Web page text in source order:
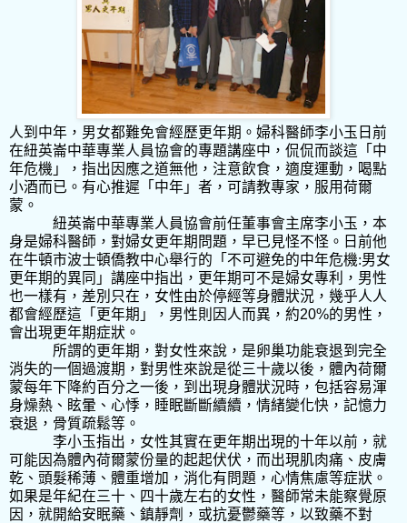
人到中年，男女都難免會經歷更年期。婦科醫師李小玉日前
在紐英崙中華專業人員協會的專題講座中，侃侃而談這「中
年危機」，指出因應之道無他，注意飲食，適度運動，喝點
小酒而已。有心推遲「中年」者，可請教專家，服用荷爾
蒙。
紐英崙中華專業人員協會前任董事會主席李小玉，本
身是婦科醫師，對婦女更年期問題，早已見怪不怪。日前他
在牛頓市波士頓僑教中心舉行的 「不可避免的中年危機:男女
更年期的異同」 講座中指出，更年期可不是婦女專利，男性
也一樣有，差別只在，女性由於停經等身體狀況，幾乎人人
都會經歷這「更年期」，男性則因人而異，約20%的男性，
會出現更年期症狀。
所謂的更年期，對女性來說，是卵巢功能衰退到完全
消失的一個過渡期，對男性來說是從三十歲以後，體內荷爾
蒙每年下降約百分之一後，到出現身體狀況時，包括容易渾
身燥熱、眩暈、心悸，睡眠斷斷續續，情緒變化快，記憶力
衰退，骨質疏鬆等。
李小玉指出，女性其實在更年期出現的十年以前，就
可能因為體內荷爾蒙份量的起起伏伏，而出現肌肉痛、皮膚
乾、頭髮稀薄、體重增加，消化有問題，心情焦慮等症狀。
如果是年紀在三十、四十歲左右的女性，醫師常未能察覺原
因，就開給安眠藥、鎮靜劑，或抗憂鬱藥等，以致藥不對